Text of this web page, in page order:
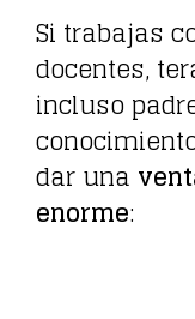
Si trabajas
docentes,
incluso
dar una
enorme: